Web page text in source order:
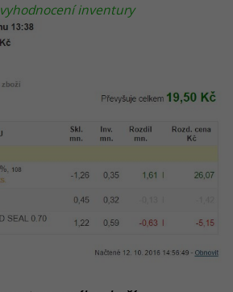
inventury